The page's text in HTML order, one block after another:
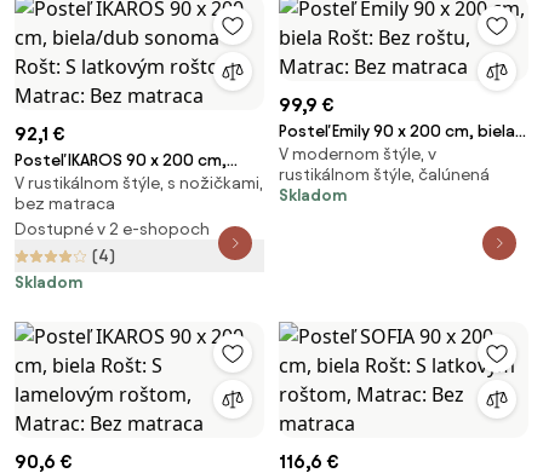
92,1 €
Posteľ IKAROS 90 x 200 cm,
biela/dub sonoma Rošt: S
latkovým roštom, Matrac: Bez
matraca
V rustikálnom štýle, s nožičkami,
bez matraca
Dostupné v 2 e-shopoch
(4)
Skladom
99,9 €
Posteľ Emily 90 x 200 cm, biela
Rošt: Bez roštu, Matrac: Bez
matraca
V modernom štýle, v
rustikálnom štýle, čalúnená
Skladom
90,6 € 116,6 €